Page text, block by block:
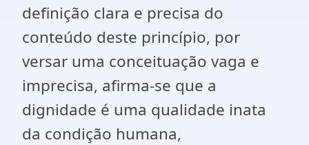
definição clara e precisa do
conteúdo deste princípio, por
versar uma conceituação vaga e
imprecisa, afirma-se que a
dignidade é uma qualidade inata
da condição humana,